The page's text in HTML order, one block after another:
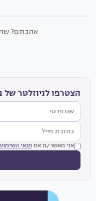
אהבתם?
הצטרפו לניוזלטר של
אני מאשר/ת את תנאי